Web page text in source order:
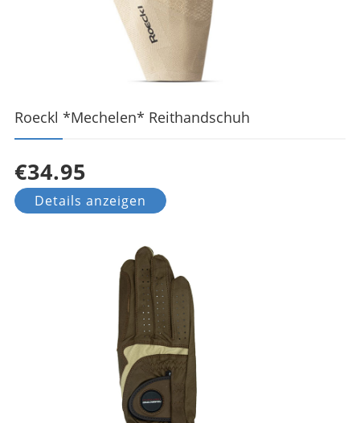
Roeckl *Mechelen* Reithandschuh
€34.95
Details anzeigen